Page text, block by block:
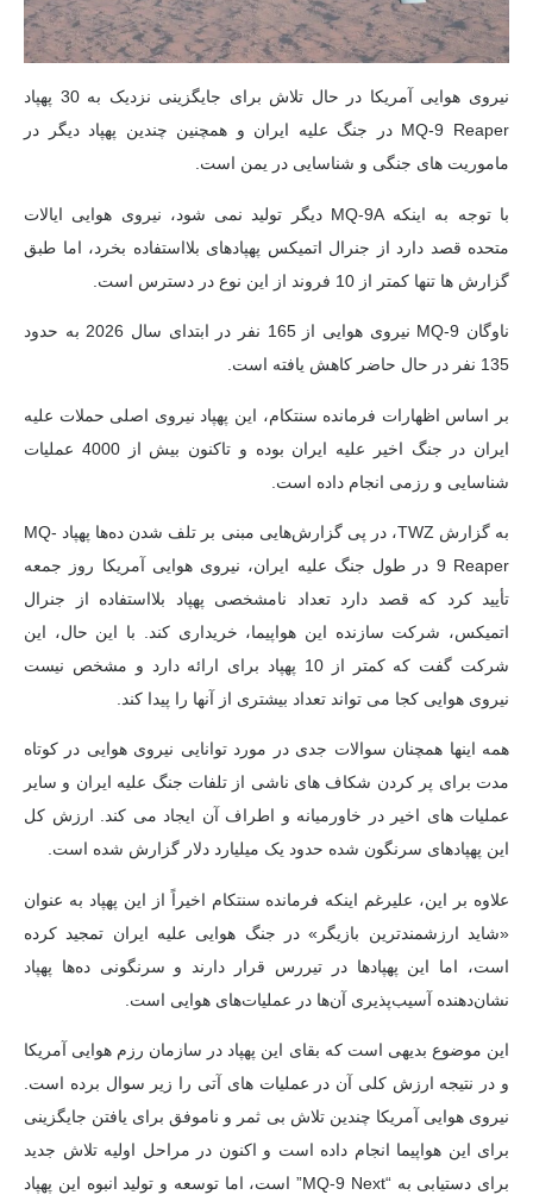
نیروی هوایی آمریکا در حال تلاش برای جایگزینی نزدیک به 30 پهپاد
MQ-9 Reaper در جنگ علیه ایران و همچنین چندین پهپاد دیگر در
ماموریت های جنگی و شناسایی در یمن است.
با توجه به اینکه MQ-9A دیگر تولید نمی شود، نیروی هوایی ایالات
متحده قصد دارد از جنرال اتمیکس پهپادهای بلااستفاده بخرد، اما طبق
گزارش ها تنها کمتر از 10 فروند از این نوع در دسترس است.
ناوگان MQ-9 نیروی هوایی از 165 نفر در ابتدای سال 2026 به حدود
135 نفر در حال حاضر کاهش یافته است.
بر اساس اظهارات فرمانده سنتکام، این پهپاد نیروی اصلی حملات علیه
ایران در جنگ اخیر علیه ایران بوده و تاکنون بیش از 4000 عملیات
شناسایی و رزمی انجام داده است.
به گزارش TWZ، در پی گزارش‌هایی مبنی بر تلف شدن ده‌ها پهپاد MQ-
9 Reaper در طول جنگ علیه ایران، نیروی هوایی آمریکا روز جمعه
تأیید کرد که قصد دارد تعداد نامشخصی پهپاد بلااستفاده از جنرال
اتمیکس، شرکت سازنده این هواپیما، خریداری کند. با این حال، این
شرکت گفت که کمتر از 10 پهپاد برای ارائه دارد و مشخص نیست
نیروی هوایی کجا می تواند تعداد بیشتری از آنها را پیدا کند.
همه اینها همچنان سوالات جدی در مورد توانایی نیروی هوایی در کوتاه
مدت برای پر کردن شکاف های ناشی از تلفات جنگ علیه ایران و سایر
عملیات های اخیر در خاورمیانه و اطراف آن ایجاد می کند. ارزش کل
این پهپادهای سرنگون شده حدود یک میلیارد دلار گزارش شده است.
علاوه بر این، علیرغم اینکه فرمانده سنتکام اخیراً از این پهپاد به عنوان
«شاید ارزشمندترین بازیگر» در جنگ هوایی علیه ایران تمجید کرده
است، اما این پهپادها در تیررس قرار دارند و سرنگونی ده‌ها پهپاد
نشان‌دهنده آسیب‌پذیری آن‌ها در عملیات‌های هوایی است.
این موضوع بدیهی است که بقای این پهپاد در سازمان رزم هوایی آمریکا
و در نتیجه ارزش کلی آن در عملیات های آتی را زیر سوال برده است.
نیروی هوایی آمریکا چندین تلاش بی ثمر و ناموفق برای یافتن جایگزینی
برای این هواپیما انجام داده است و اکنون در مراحل اولیه تلاش جدید
برای دستیابی به “MQ-9 Next” است، اما توسعه و تولید انبوه این پهپاد